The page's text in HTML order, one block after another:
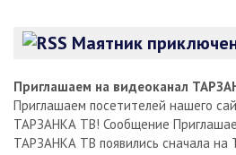
Маятник
Приглашаем на видеоканал
Приглашаем посетителей нашего
ТАРЗАНКА ТВ! Сообщение
ТАРЗАНКА ТВ появились сначала на